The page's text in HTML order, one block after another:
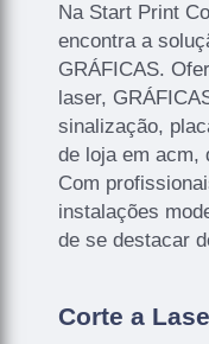
Na Start Print
encontra a
GRÁFICAS.
laser,
sinalização,
de loja em acm,
Com
instalações
de se destacar
Corte a